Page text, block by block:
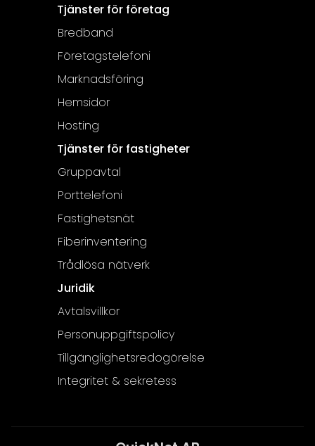
Tjänster för företag
Bredband
Företagstelefoni
Marknadsföring
Hemsidor
Hosting
Tjänster för fastigheter
Gruppavtal
Porttelefoni
Fastighetsnät
Fiberinventering
Trådlösa nätverk
Juridik
Avtalsvillkor
Personuppgiftspolicy
Tillgänglighetsredogörelse
Integritet & sekretess